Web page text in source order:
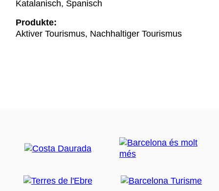
Katalanisch, Spanisch
Produkte:
Aktiver Tourismus, Nachhaltiger Tourismus